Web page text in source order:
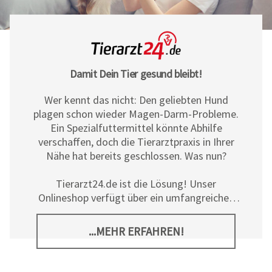
Damit Dein Tier gesund bleibt!
Wer kennt das nicht: Den geliebten Hund
plagen schon wieder Magen-Darm-Probleme.
Ein Spezialfuttermittel könnte Abhilfe
verschaffen, doch die Tierarztpraxis in Ihrer
Nähe hat bereits geschlossen. Was nun?
Tierarzt24.de ist die Lösung! Unser
Onlineshop verfügt über ein umfangreiches
Sortiment an Diät- und
Ergänzungsfuttermitteln, Pflegeprodukten
sowie allerlei tierischem Zubehör für Hunde,
Katzen und Pferde. Neben den hochwertigen
...MEHR ERFAHREN!